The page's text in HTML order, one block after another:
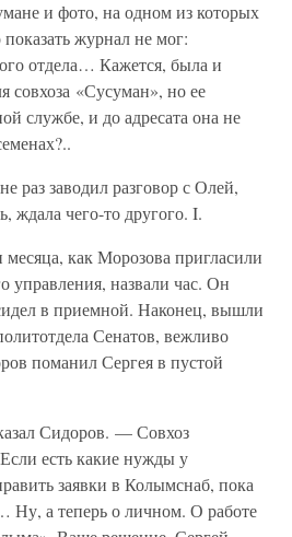
и фото, на одном из которых
журнал не мог:
отдела… Кажется, была и
совхоза «Сусуман», но ее
службе, и до адресата она не
раз заводил разговор с Олей,
ждала чего-то другого. I.
как Морозова пригласили
управления, назвали час. Он
в приемной. Наконец, вышли
Сенатов, вежливо
поманил Сергея в пустой
Сидоров. — Совхоз
есть какие нужды у
заявки в Колымснаб, пока
Ну, а теперь о личном. О работе